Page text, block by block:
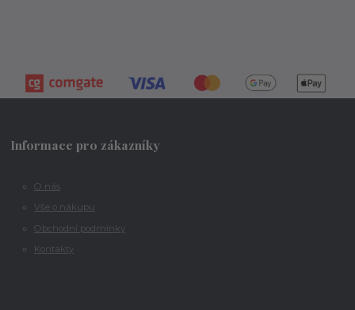
Informace pro zákazníky
O nás
Vše o nákupu
Obchodní podmínky
Kontakty